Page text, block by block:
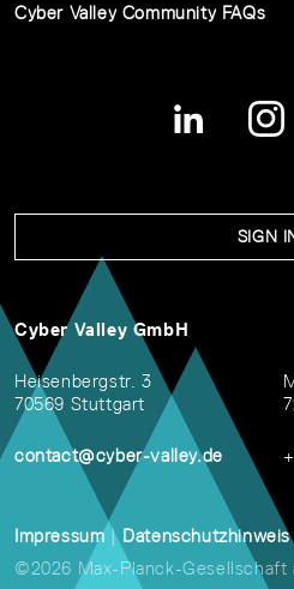
Cyber Valley Community FAQs
SIGN
Cyber Valley GmbH
Heisenbergstr. 3
70569 Stuttgart
contact@cyber-valley.de
Impressum | Datenschutzhinweis
©2026 Max-Planck-Gesellschaft